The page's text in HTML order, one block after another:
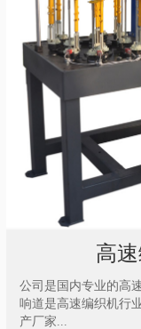
高
公司是国内专业的高
响道是高速编织机行
产厂家...